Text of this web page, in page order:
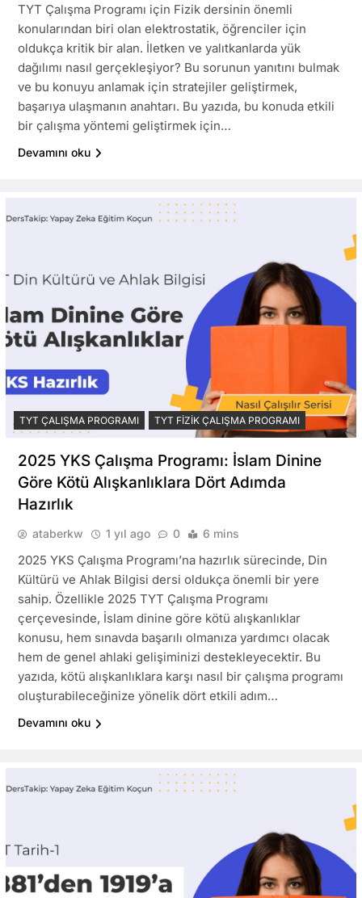
TYT Çalışma Programı için Fizik dersinin önemli
konularından biri olan elektrostatik, öğrenciler için
oldukça kritik bir alan. İletken ve yalıtkanlarda yük
dağılımı nasıl gerçekleşiyor? Bu sorunun yanıtını bulmak
ve bu konuyu anlamak için stratejiler geliştirmek,
başarıya ulaşmanın anahtarı. Bu yazıda, bu konuda etkili
bir çalışma yöntemi geliştirmek için…
Devamını oku
TYT ÇALIŞMA PROGRAMI TYT FIZIK ÇALIŞMA PROGRAMI
2025 YKS Çalışma Programı: İslam Dinine
Göre Kötü Alışkanlıklara Dört Adımda
Hazırlık
ataberkw 1 yıl ago 0 6 mins
2025 YKS Çalışma Programı’na hazırlık sürecinde, Din
Kültürü ve Ahlak Bilgisi dersi oldukça önemli bir yere
sahip. Özellikle 2025 TYT Çalışma Programı
çerçevesinde, İslam dinine göre kötü alışkanlıklar
konusu, hem sınavda başarılı olmanıza yardımcı olacak
hem de genel ahlaki gelişiminizi destekleyecektir. Bu
yazıda, kötü alışkanlıklara karşı nasıl bir çalışma programı
oluşturabileceğinize yönelik dört etkili adım…
Devamını oku